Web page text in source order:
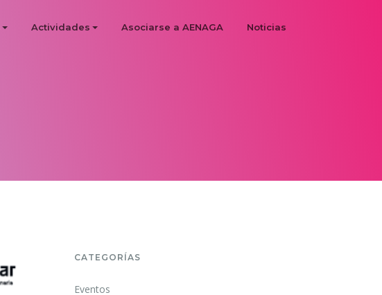
Actividades Asociarse a AENAGA Noticias
CATEGORÍAS
Eventos